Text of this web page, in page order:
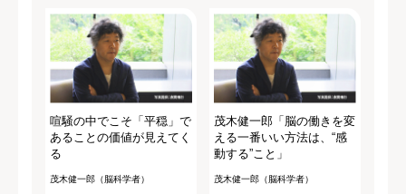
喧騒の中でこそ「平穏」で
あることの価値が見えてく
る
茂木健一郎（脳科学者）
茂木健一郎「脳の働きを変
える一番いい方法は、“感
動する”こと」
茂木健一郎（脳科学者）